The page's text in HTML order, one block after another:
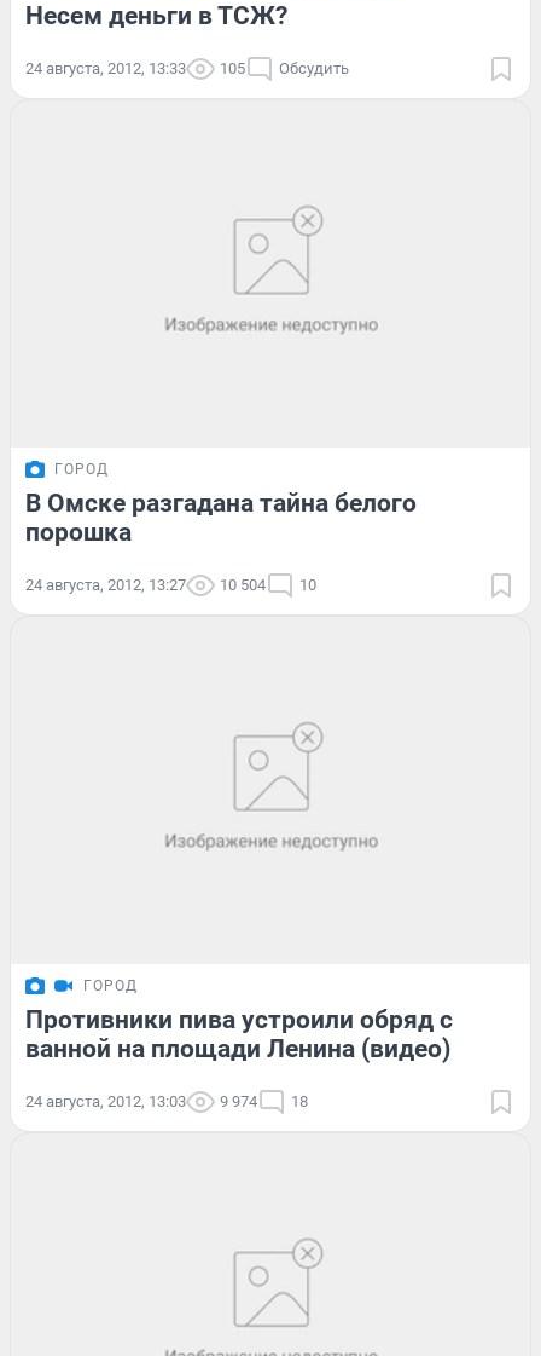
Несем деньги в ТСЖ?
24 августа, 2012, 13:33 105 Обсудить
ГОРОД
В Омске разгадана тайна белого
порошка
24 августа, 2012, 13:27 10 504 10
ГОРОД
Противники пива устроили обряд с
ванной на площади Ленина (видео)
24 августа, 2012, 13:03 9 974 18